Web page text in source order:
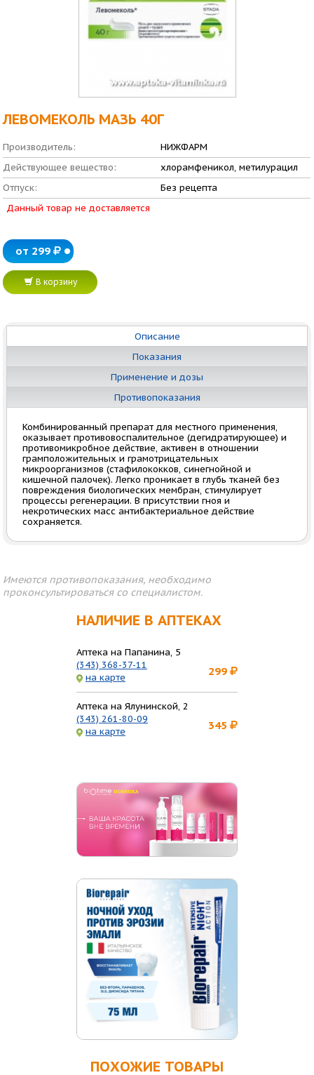
ЛЕВОМЕКОЛЬ МАЗЬ 40Г
Производитель:
НИЖФАРМ
Действующее вещество:
хлорамфеникол, метилурацил
Отпуск:
Без рецепта
Данный товар не доставляется
от 299
В корзину
Описание
Показания
Применение и дозы
Противопоказания
Комбинированный препарат для местного применения,
оказывает противовоспалительное (дегидратирующее) и
противомикробное действие, активен в отношении
грамположительных и грамотрицательных
микроорганизмов (стафилококков, синегнойной и
кишечной палочек). Легко проникает в глубь тканей без
повреждения биологических мембран, стимулирует
процессы регенерации. В присутствии гноя и
некротических масс антибактериальное действие
сохраняется.
Имеются противопоказания, необходимо
проконсультироваться со специалистом.
НАЛИЧИЕ В АПТЕКАХ
Аптека на Папанина, 5
(343) 368-37-11
на карте
299
Аптека на Ялунинской, 2
(343) 261-80-09
на карте
345
ПОХОЖИЕ ТОВАРЫ